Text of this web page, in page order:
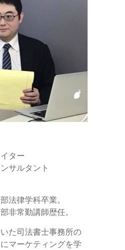
ター
サルタント
法律学科卒業。
非常勤講師歴任。
た司法書士事務所の
マーケティングを学